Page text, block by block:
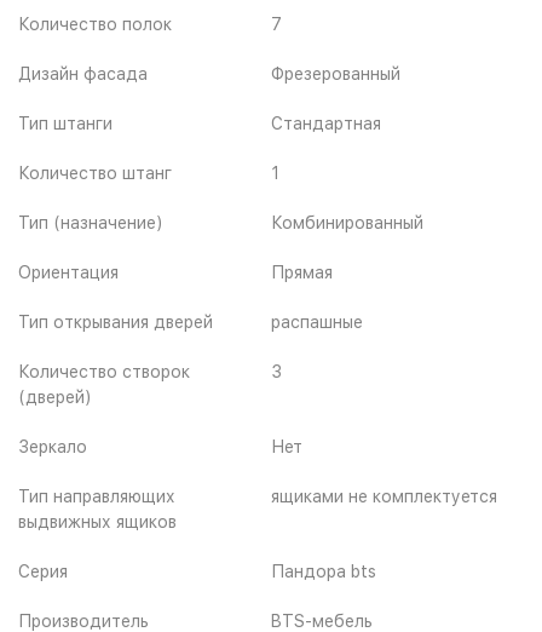
Количество полок 7
Дизайн фасада Фрезерованный
Тип штанги Стандартная
Количество штанг 1
Тип (назначение) Комбинированный
Ориентация Прямая
Тип открывания дверей распашные
Количество створок
(дверей)
3
Зеркало Нет
Тип направляющих
выдвижных ящиков
ящиками не комплектуется
Серия Пандора bts
Производитель BTS-мебель